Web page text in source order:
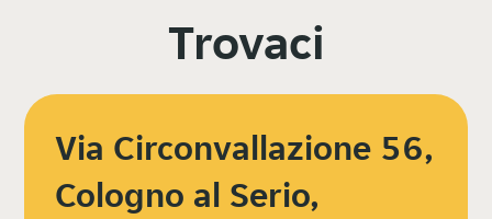
Trovaci
Via Circonvallazione 56,
Cologno al Serio,